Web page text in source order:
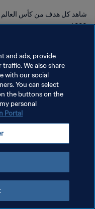
١٩٩٩.
سياسة الخصوصية
إدارة تفضيلات ملفات تعريف
and ads, provide
We also share
with our social
You can select
the buttons on the
personal
Portal